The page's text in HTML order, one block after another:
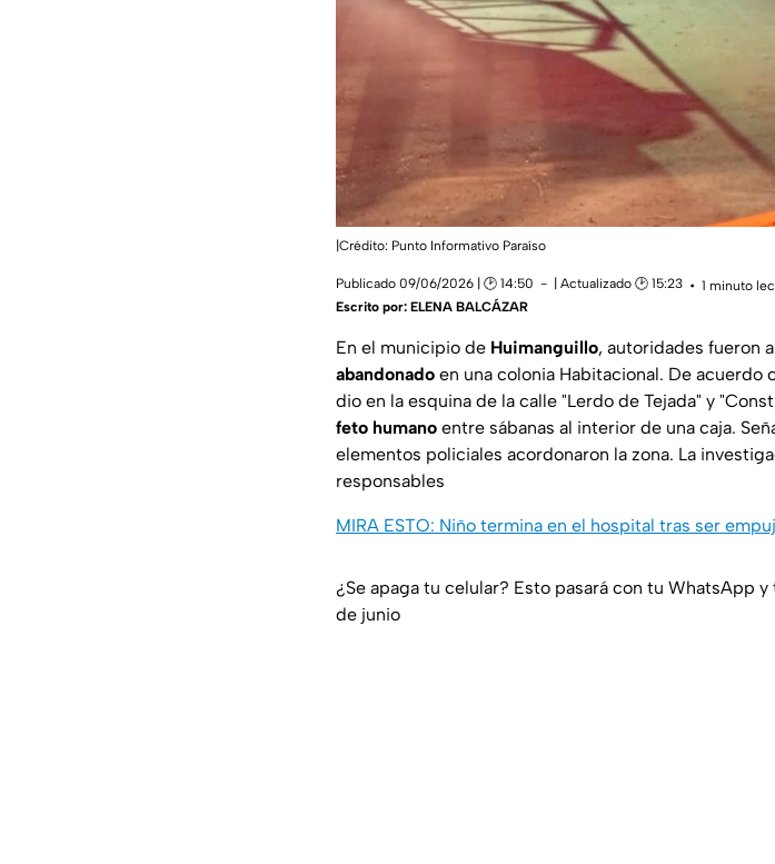
|Crédito: Punto Informativo Paraíso
Publicado 09/06/2026 | 🕑 14:50 | Actualizado 🕑 15:23
1 minuto
Escrito por: ELENA BALCÁZAR
En el municipio de Huimanguillo, autoridades fueron
abandonado en una colonia Habitacional. De
dio en la esquina de la calle "Lerdo de Tejada" y
feto humano entre sábanas al interior de una caja.
elementos policiales acordonaron la zona. La
responsables
MIRA ESTO: Niño termina en el hospital tras ser
¿Se apaga tu celular? Esto pasará con tu WhatsApp
de junio